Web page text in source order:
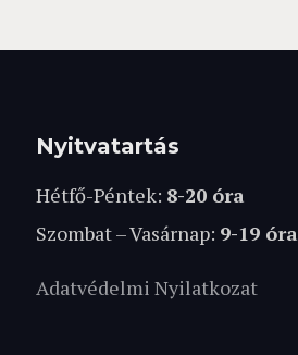
Nyitvatartás
Hétfő-Péntek: 8-20 óra
Szombat – Vasárnap: 9-19 óra
Adatvédelmi Nyilatkozat